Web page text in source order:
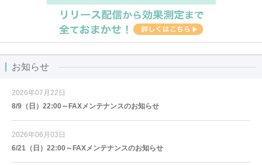
お知らせ
2026年07月22日
8/9（日）22:00～FAXメンテナンスのお知らせ
2026年06月03日
6/21（日）22:00～FAXメンテナンスのお知らせ